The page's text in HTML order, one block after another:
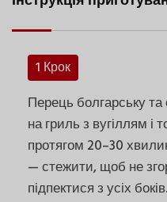
1 Крок
Перець болгарську
на гриль з вугіллям і
протягом 20–30
— стежити, щоб не
підпектися з усіх